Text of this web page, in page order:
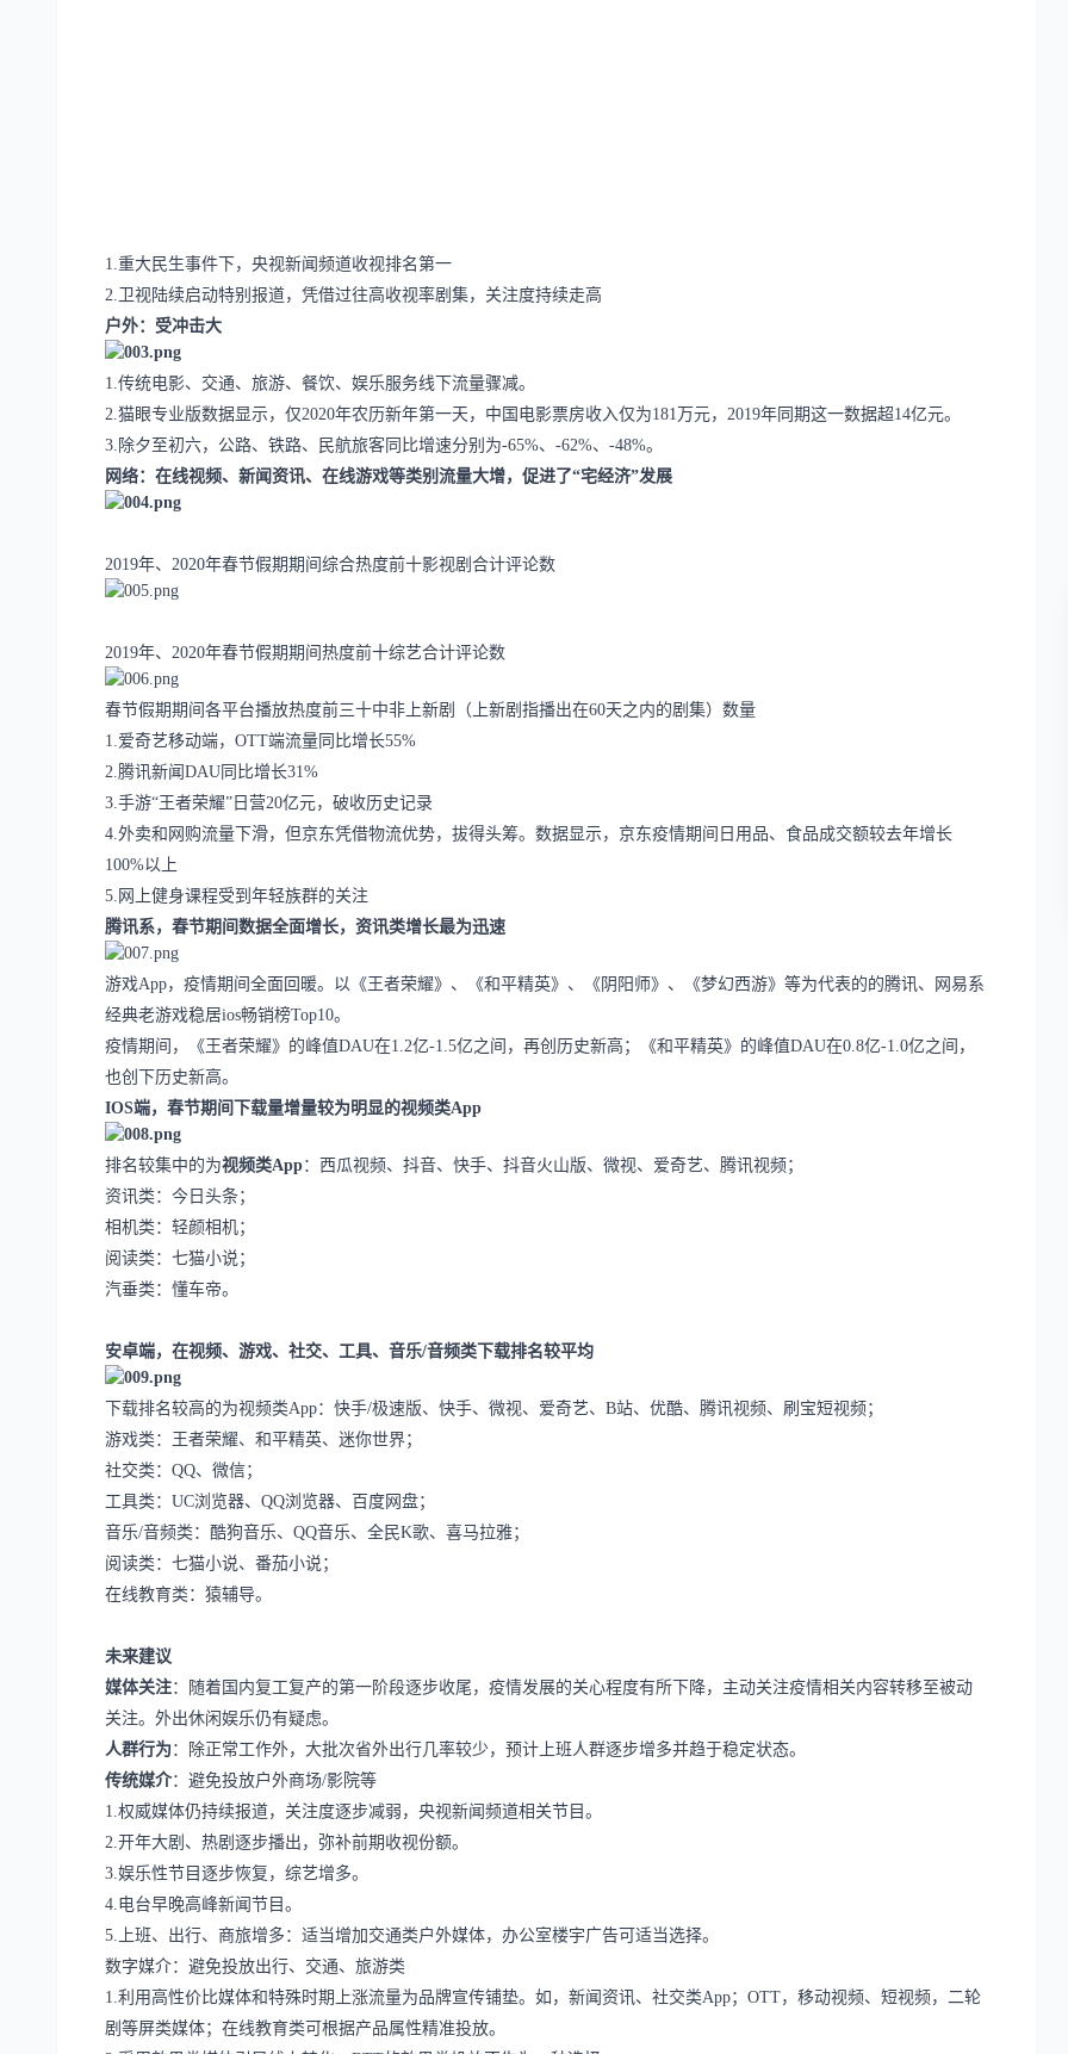
1.重大民生事件下，央视新闻频道收视排名第一
2.卫视陆续启动特别报道，凭借过往高收视率剧集，关注度持续走高
户外：受冲击大
1.传统电影、交通、旅游、餐饮、娱乐服务线下流量骤减。
2.猫眼专业版数据显示，仅2020年农历新年第一天，中国电影票房收入仅为181万元，2019年同期这一数据超14亿元。
3.除夕至初六，公路、铁路、民航旅客同比增速分别为-65%、-62%、-48%。
网络：在线视频、新闻资讯、在线游戏等类别流量大增，促进了“宅经济”发展
2019年、2020年春节假期期间综合热度前十影视剧合计评论数
2019年、2020年春节假期期间热度前十综艺合计评论数
春节假期期间各平台播放热度前三十中非上新剧（上新剧指播出在60天之内的剧集）数量
1.爱奇艺移动端，OTT端流量同比增长55%
2.腾讯新闻DAU同比增长31%
3.手游“王者荣耀”日营20亿元，破收历史记录
4.外卖和网购流量下滑，但京东凭借物流优势，拔得头筹。数据显示，京东疫情期间日用品、食品成交额较去年增长
100%以上
5.网上健身课程受到年轻族群的关注
腾讯系，春节期间数据全面增长，资讯类增长最为迅速
游戏App，疫情期间全面回暖。以《王者荣耀》、《和平精英》、《阴阳师》、《梦幻西游》等为代表的的腾讯、网易系
经典老游戏稳居ios畅销榜Top10。
疫情期间，《王者荣耀》的峰值DAU在1.2亿-1.5亿之间，再创历史新高；《和平精英》的峰值DAU在0.8亿-1.0亿之间，
也创下历史新高。
IOS端，春节期间下载量增量较为明显的视频类App
排名较集中的为视频类App：西瓜视频、抖音、快手、抖音火山版、微视、爱奇艺、腾讯视频；
资讯类：今日头条；
相机类：轻颜相机；
阅读类：七猫小说；
汽垂类：懂车帝。
安卓端，在视频、游戏、社交、工具、音乐/音频类下载排名较平均
下载排名较高的为视频类App：快手/极速版、快手、微视、爱奇艺、B站、优酷、腾讯视频、刷宝短视频；
游戏类：王者荣耀、和平精英、迷你世界；
社交类： QQ、微信；
工具类： UC浏览器、QQ浏览器、百度网盘；
音乐/音频类：酷狗音乐、QQ音乐、全民K歌、喜马拉雅；
阅读类：七猫小说、番茄小说；
在线教育类：猿辅导。
未来建议
媒体关注：随着国内复工复产的第一阶段逐步收尾，疫情发展的关心程度有所下降，主动关注疫情相关内容转移至被动
关注。外出休闲娱乐仍有疑虑。
人群行为：除正常工作外，大批次省外出行几率较少，预计上班人群逐步增多并趋于稳定状态。
传统媒介：避免投放户外商场/影院等
1.权威媒体仍持续报道，关注度逐步减弱，央视新闻频道相关节目。
2.开年大剧、热剧逐步播出，弥补前期收视份额。
3.娱乐性节目逐步恢复，综艺增多。
4.电台早晚高峰新闻节目。
5.上班、出行、商旅增多：适当增加交通类户外媒体，办公室楼宇广告可适当选择。
数字媒介：避免投放出行、交通、旅游类
1.利用高性价比媒体和特殊时期上涨流量为品牌宣传铺垫。如，新闻资讯、社交类App；OTT，移动视频、短视频，二轮
剧等屏类媒体；在线教育类可根据产品属性精准投放。